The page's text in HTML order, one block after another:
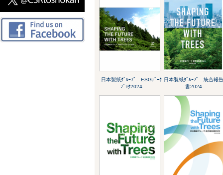
日本製紙ｸﾞﾙｰﾌﾟ ESGﾃﾞｰﾀ
ﾌﾞｯｸ2024
日本製紙ｸﾞﾙｰﾌﾟ 統合報
書2024